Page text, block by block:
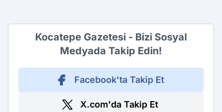
Kocatepe Gazetesi - Bizi Sosyal
Medyada Takip Edin!
Facebook'ta Takip Et
X.com'da Takip Et